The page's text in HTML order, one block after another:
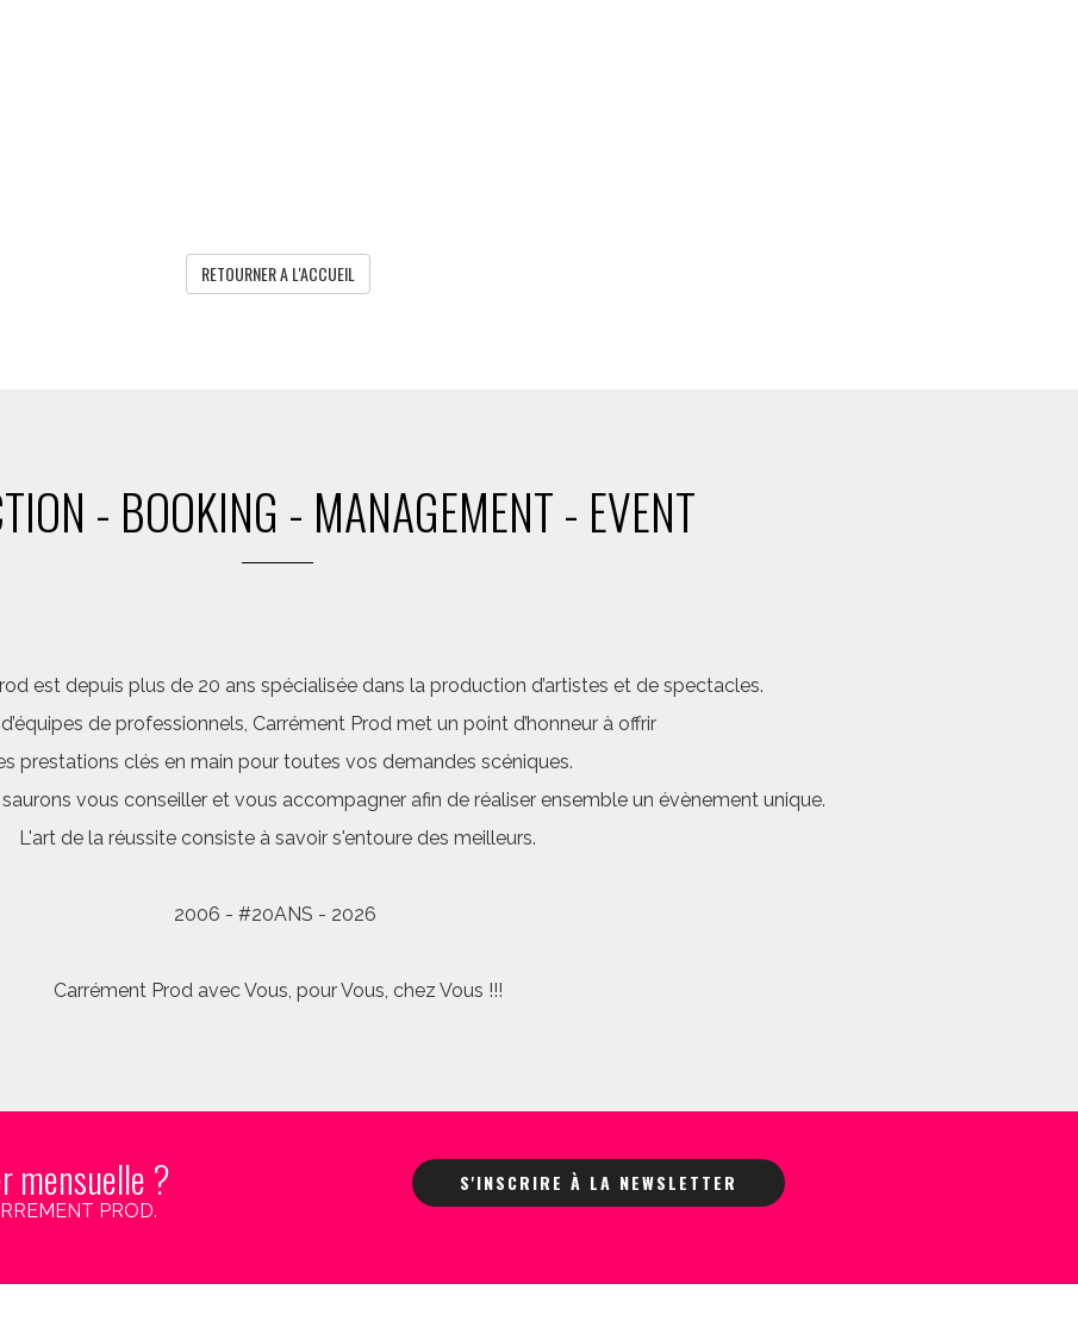
RETOURNER A L'ACCUEIL
- BOOKING - MANAGEMENT - EVENT
est depuis plus de 20 ans spécialisée dans la production d’artistes et de spectacles.
de professionnels, Carrément Prod met un point d’honneur à offrir
prestations clés en main pour toutes vos demandes scéniques.
vous conseiller et vous accompagner afin de réaliser ensemble un évènement unique.
L'art de la réussite consiste à savoir s'entoure des meilleurs.
2006 - #20ANS - 2026
Carrément Prod avec Vous, pour Vous, chez Vous !!!
mensuelle ?
PROD.
S'INSCRIRE À LA NEWSLETTER